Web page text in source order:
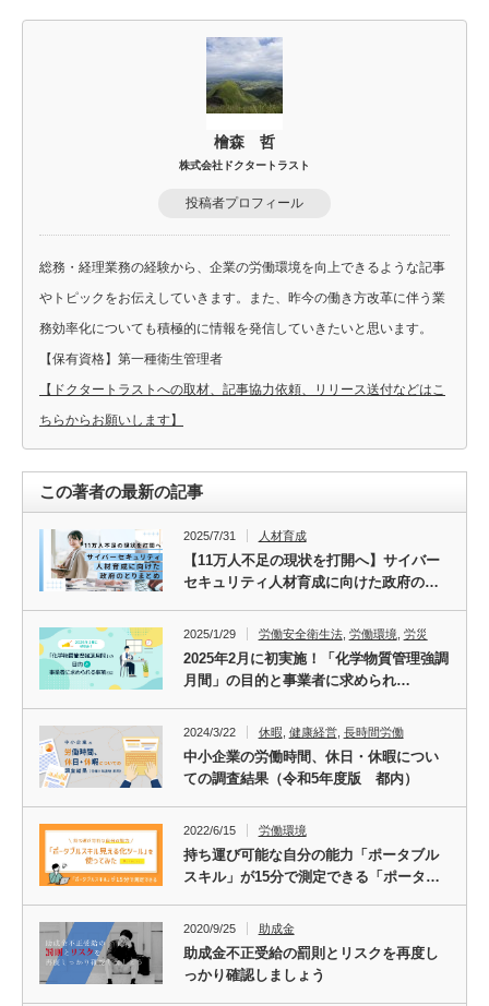
檜森 哲
株式会社ドクタートラスト
投稿者プロフィール
総務・経理業務の経験から、企業の労働環境を向上できるような記事
やトピックをお伝えしていきます。また、昨今の働き方改革に伴う業
務効率化についても積極的に情報を発信していきたいと思います。
【保有資格】第一種衛生管理者
【ドクタートラストへの取材、記事協力依頼、リリース送付などはこ
ちらからお願いします】
この著者の最新の記事
2025/7/31 人材育成
【11万人不足の現状を打開へ】サイバー
セキュリティ人材育成に向けた政府の…
2025/1/29 労働安全衛生法, 労働環境 労災
2025年2月に初実施！「化学物質管理強調
月間」の目的と事業者に求められ…
2024/3/22 休暇 健康経営, 長時間労働
中小企業の労働時間、休日・休暇につい
ての調査結果（令和5年度版 都内）
2022/6/15 労働環境
持ち運び可能な自分の能力「ポータブル
スキル」が15分で測定できる「ポータ…
2020/9/25 助成金
助成金不正受給の罰則とリスクを再度し
っかり確認しましょう